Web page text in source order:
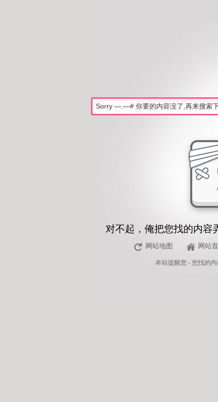
对不起，俺把您找的内容
网站地图 网站
本站提醒您 - 您找的